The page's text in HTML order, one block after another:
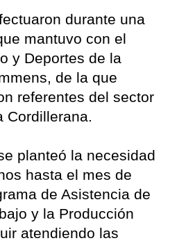
durante una
mantuvo con el
y Deportes de la
de la que
referentes del sector
Cordillerana.
planteó la necesidad
hasta el mes de
de Asistencia de
y la Producción
atendiendo las